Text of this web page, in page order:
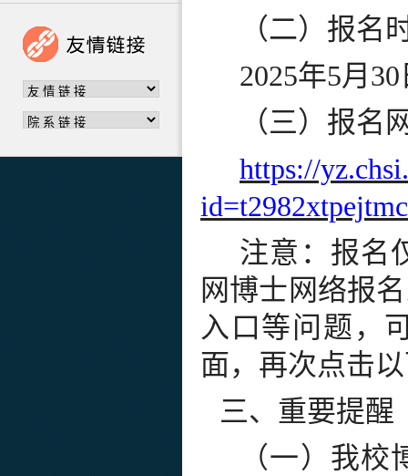
（二） 报名
2025年5月 30
（三） 报名
https://
注意：报名
网博士网络报
入口等问题，
面，再次点击
三、重要提醒
（一） 我校